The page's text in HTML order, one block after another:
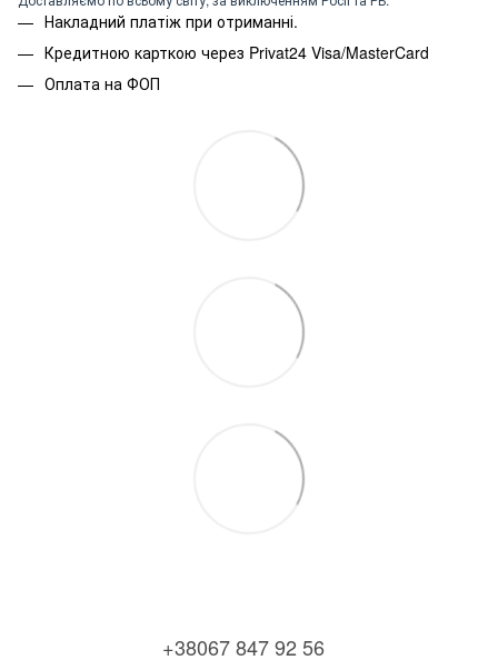
Накладний платіж при отриманні.
Кредитною карткою через Privat24 Visa/MasterCard
Оплата на ФОП
+38067 847 92 56